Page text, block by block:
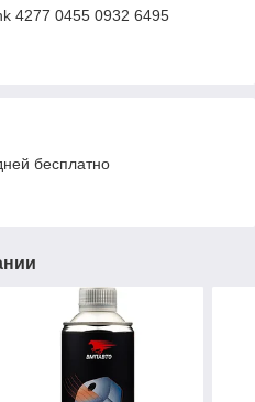
4277 0455 0932 6495
бесплатно